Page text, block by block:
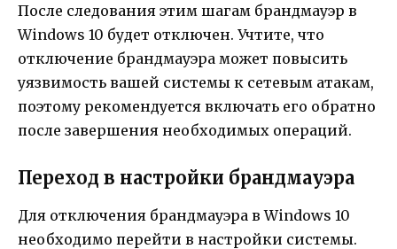
После следования этим шагам брандмауэр в
Windows 10 будет отключен. Учтите, что
отключение брандмауэра может повысить
уязвимость вашей системы к сетевым атакам,
поэтому рекомендуется включать его обратно
после завершения необходимых операций.
Переход в настройки брандмауэра
Для отключения брандмауэра в Windows 10
необходимо перейти в настройки системы.